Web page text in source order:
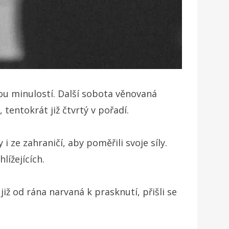
minulostí. Další sobota věnovaná
tentokrát již čtvrtý v pořadí.
ze zahraničí, aby poměřili svoje síly.
od rána narvaná k prasknutí, přišli se